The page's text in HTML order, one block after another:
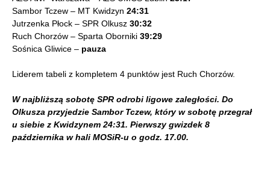
Sambor Tczew – MT Kwidzyn 24:31
Jutrzenka Płock – SPR Olkusz 30:32
Ruch Chorzów – Sparta Oborniki 39:29
Sośnica Gliwice – pauza
Liderem tabeli z kompletem 4 punktów jest Ruch Chorzów.
W najbliższą sobotę SPR odrobi ligowe zaległości. Do
Olkusza przyjedzie Sambor Tczew, który w sobotę przegrał
u siebie z Kwidzynem 24:31. Pierwszy gwizdek 8
października w hali MOSiR-u o godz. 17.00.